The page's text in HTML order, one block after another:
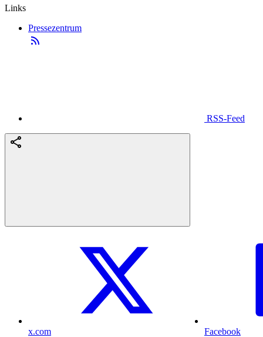
Links
Pressezentrum
RSS-Feed
x.com Facebook